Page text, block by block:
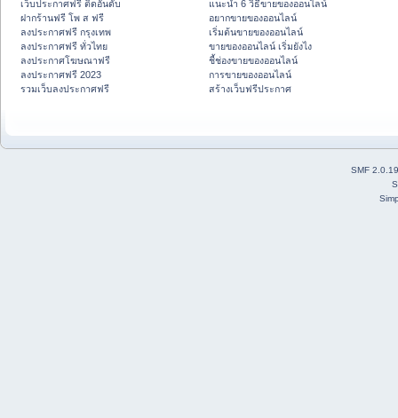
เว็บประกาศฟรี ติดอันดับ
ฝากร้านฟรี โพ ส ฟรี
ลงประกาศฟรี กรุงเทพ
ลงประกาศฟรี ทั่วไทย
ลงประกาศโฆษณาฟรี
ลงประกาศฟรี 2023
รวมเว็บลงประกาศฟรี
แนะนำ 6 วิธีขายของออนไลน์
อยากขายของออนไลน์
เริ่มต้นขายของออนไลน์
ขายของออนไลน์ เริ่มยังไง
ชี้ช่องขายของออนไลน์
การขายของออนไลน์
สร้างเว็บฟรีประกาศ
SMF 2.0.19